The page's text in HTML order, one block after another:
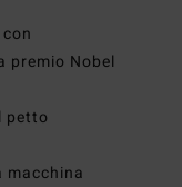
premio Nobel
petto
macchina